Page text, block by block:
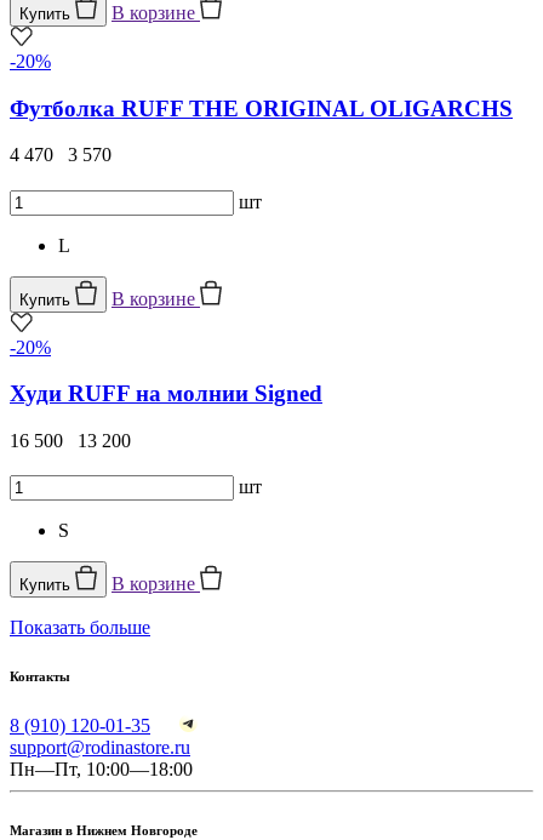
Купить В корзине
-20%
Футболка RUFF THE ORIGINAL OLIGARCHS
4 470 3 570
шт
L
Купить В корзине
-20%
Худи RUFF на молнии Signed
16 500 13 200
шт
S
Купить В корзине
Показать больше
Контакты
8 (910) 120-01-35
support@rodinastore.ru
Пн—Пт, 10:00—18:00
Магазин в Нижнем Новгороде